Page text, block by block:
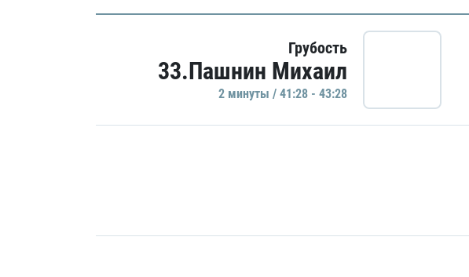
Грубость
33.Пашнин Михаил
2 минуты / 41:28 - 43:28